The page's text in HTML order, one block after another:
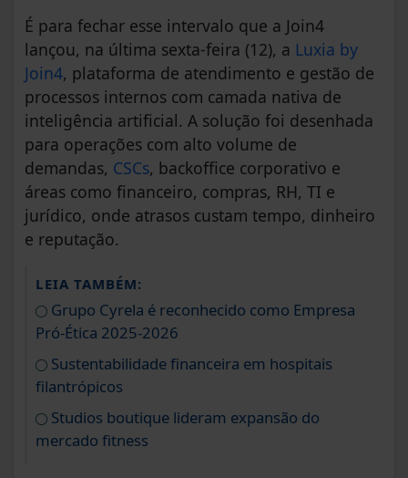
É para fechar esse intervalo que a Join4
lançou, na última sexta-feira (12), a Luxia by
Join4, plataforma de atendimento e gestão de
processos internos com camada nativa de
inteligência artificial. A solução foi desenhada
para operações com alto volume de
demandas, CSCs, backoffice corporativo e
áreas como financeiro, compras, RH, TI e
jurídico, onde atrasos custam tempo, dinheiro
e reputação.
LEIA TAMBÉM:
Grupo Cyrela é reconhecido como Empresa
Pró-Ética 2025-2026
Sustentabilidade financeira em hospitais
filantrópicos
Studios boutique lideram expansão do
mercado fitness